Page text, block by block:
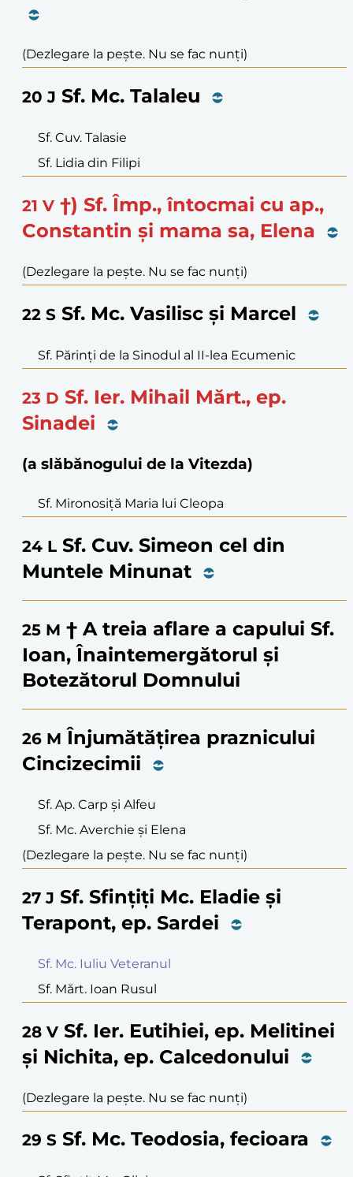
(Dezlegare la pește. Nu se fac nunți)
20 J Sf. Mc. Talaleu
Sf. Cuv. Talasie
Sf. Lidia din Filipi
21 V †) Sf. Împ., întocmai cu ap.,
Constantin și mama sa, Elena
(Dezlegare la pește. Nu se fac nunți)
22 S Sf. Mc. Vasilisc și Marcel
Sf. Părinți de la Sinodul al II-lea Ecumenic
23 D Sf. Ier. Mihail Mărt., ep.
Sinadei
(a slăbănogului de la Vitezda)
Sf. Mironosiță Maria lui Cleopa
24 L Sf. Cuv. Simeon cel din
Muntele Minunat
25 M † A treia aflare a capului Sf.
Ioan, Înaintemergătorul și
Botezătorul Domnului
26 M Înjumătățirea praznicului
Cincizecimii
Sf. Ap. Carp și Alfeu
Sf. Mc. Averchie și Elena
(Dezlegare la pește. Nu se fac nunți)
27 J Sf. Sfințiți Mc. Eladie și
Terapont, ep. Sardei
Sf. Mc. Iuliu Veteranul
Sf. Mărt. Ioan Rusul
28 V Sf. Ier. Eutihiei, ep. Melitinei
și Nichita, ep. Calcedonului
(Dezlegare la pește. Nu se fac nunți)
29 S Sf. Mc. Teodosia, fecioara